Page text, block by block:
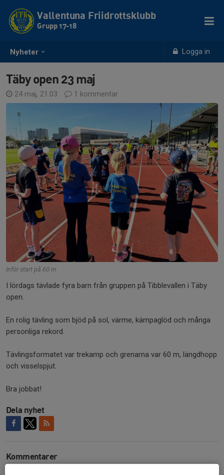
Nyheter Logga in
Vallentuna Friidrottsklubb
Grupp 17-18
Täby open 23 maj
24 maj, 21:03 1 kommentar
Inför start på 60 m
I lördags tävlade fyra barn från gruppen på Tibblevallen i Täby
open.
En rolig tävling som bjöd på sol, värme, kämpaglöd och många
personliga rekord.
Tävlingsformatet var trekamp och grenarna var 60 m, längdhopp
och visselspjut.
Bra jobbat!
Dela nyhet
Kommentarer